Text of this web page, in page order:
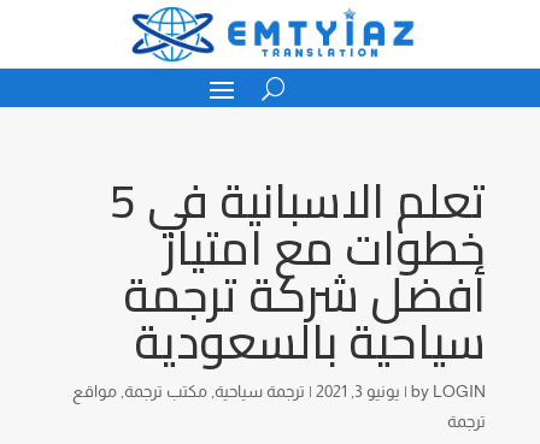
تعلم الاسبانية في 5
خطوات مع امتياز
أفضل شركة ترجمة
سياحية بالسعودية
by LOGIN
| يونيو 3, 2021 | ترجمة سياحية, مكتب ترجمة, مواقع
ترجمة